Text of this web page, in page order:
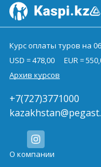
Курс оплаты туров на
USD = 478,00
EUR =
Архив курсов
+7(727)3771000
О компании